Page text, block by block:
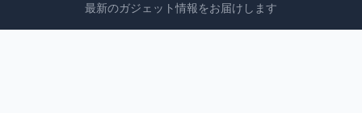
最新のガジェット情報をお届けします